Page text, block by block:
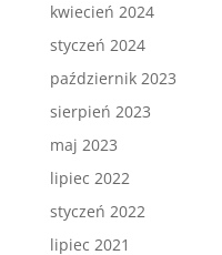
kwiecień 2024
styczeń 2024
październik 2023
sierpień 2023
maj 2023
lipiec 2022
styczeń 2022
lipiec 2021